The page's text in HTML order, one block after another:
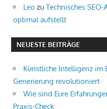
Leo zu Technisches
optimal aufstellt
NEUESTE BEITRÄGE
Künstliche Intelligenz im
Generierung revolutioniert
Wie sind Eure
Praxis-Check